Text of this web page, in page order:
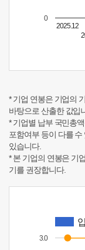
2025.12
0
* 기업 연봉은 기업의
바탕으로 산출한 값입
* 기업별 납부 국민총
포함여부 등이 다를
있습니다.
* 본 기업의 연봉은 기
기를 권장합니다.
3.0